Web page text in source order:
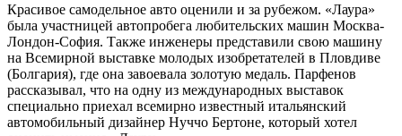
Красивое самодельное авто оценили и за рубежом. «Лаура»
была участницей автопробега любительских машин Москва-
Лондон-София. Также инженеры представили свою машину
на Всемирной выставке молодых изобретателей в Пловдиве
(Болгария), где она завоевала золотую медаль. Парфенов
рассказывал, что на одну из международных выставок
специально приехал всемирно известный итальянский
автомобильный дизайнер Нуччо Бертоне, который хотел